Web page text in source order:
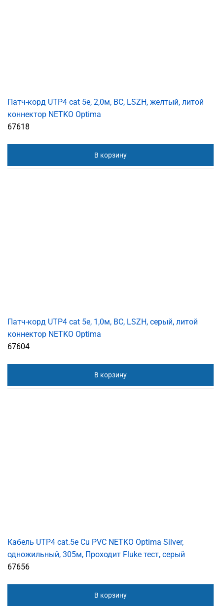
Патч-корд UTP4 cat 5e, 2,0м, ВС, LSZH, желтый, литой
коннектор NETKO Optima
67618
В корзину
Патч-корд UTP4 cat 5e, 1,0м, ВС, LSZH, серый, литой
коннектор NETKO Optima
67604
В корзину
Кабель UTP4 cat.5е Cu PVC NETKO Optima Silver,
одножильный, 305м, Проходит Fluke тест, серый
67656
В корзину